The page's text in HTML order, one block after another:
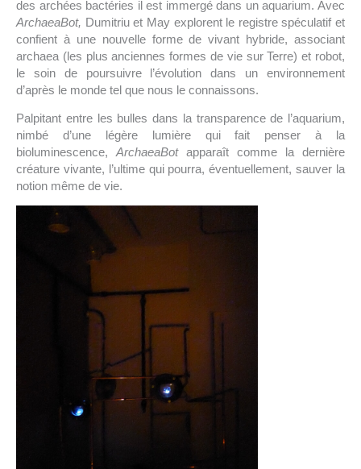
des archées bactéries il est immergé dans un aquarium. Avec
ArchaeaBot, Dumitriu et May explorent le registre spéculatif et
confient à une nouvelle forme de vivant hybride, associant
archaea (les plus anciennes formes de vie sur Terre) et robot,
le soin de poursuivre l’évolution dans un environnement
d’après le monde tel que nous le connaissons.
Palpitant entre les bulles dans la transparence de l’aquarium,
nimbé d’une légère lumière qui fait penser à la
bioluminescence, ArchaeaBotapparaît comme la dernière
créature vivante, l’ultime qui pourra, éventuellement, sauver la
notion même de vie.